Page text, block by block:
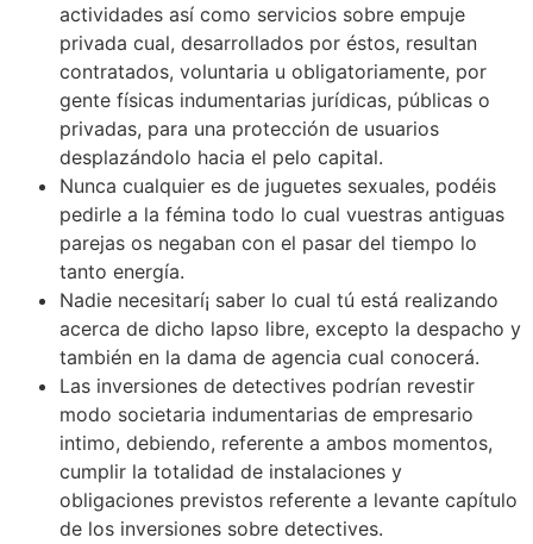
actividades así­ como servicios sobre empuje
privada cual, desarrollados por éstos, resultan
contratados, voluntaria u obligatoriamente, por
gente físicas indumentarias jurídicas, públicas o
privadas, para una protección de usuarios
desplazándolo hacia el pelo capital.
Nunca cualquier es de juguetes sexuales, podéis
pedirle a la fémina todo lo cual vuestras antiguas
parejas os negaban con el pasar del tiempo lo
tanto energía.
Nadie necesitarí¡ saber lo cual tú está realizando
acerca de dicho lapso libre, excepto la despacho y
también en la dama de agencia cual conocerá.
Las inversiones de detectives podrían revestir
modo societaria indumentarias de empresario
intimo, debiendo, referente a ambos momentos,
cumplir la totalidad de instalaciones y
obligaciones previstos referente a levante capítulo
de los inversiones sobre detectives.